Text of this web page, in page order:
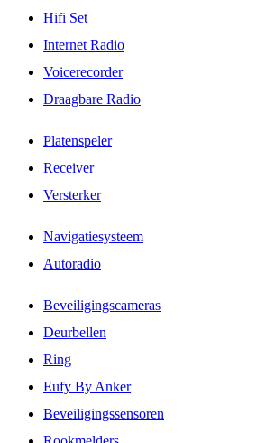
Hifi Set
Internet Radio
Voicerecorder
Draagbare Radio
Platenspeler
Receiver
Versterker
Navigatiesysteem
Autoradio
Beveiligingscameras
Deurbellen
Ring
Eufy By Anker
Beveiligingssensoren